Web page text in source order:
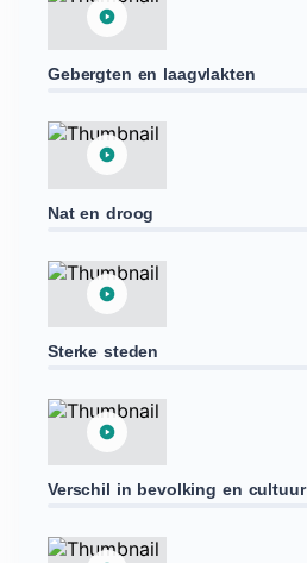
Gebergten en laagvlakten
Nat en droog
Sterke steden
Verschil in bevolking en cultuur